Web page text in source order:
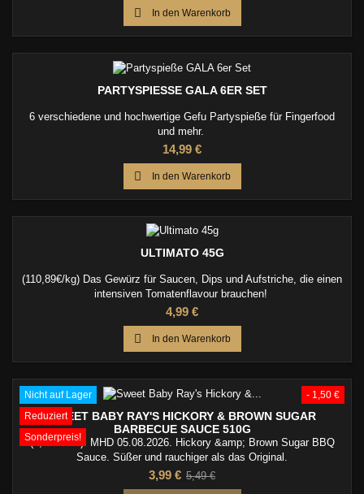
 In den Warenkorb
PARTYSPIESSE GALA 6ER SET
6 verschiedene und hochwertige Gefu Partyspieße für Fingerfood
und mehr.
Preis
14,99 €
 In den Warenkorb
ULTIMATO 45G
(110,89€/kg) Das Gewürz für Saucen, Dips und Aufstriche, die einen
intensiven Tomatenflavour brauchen!
Preis
4,99 €
 In den Warenkorb
- 1,50 €
Nicht auf Lager
Reduziert
Sonderpreis!
SWEET BABY RAY'S HICKORY & BROWN SUGAR
BARBECUE SAUCE 510G
(7,82€/Kilo). MHD 05.08.2026. Hickory &amp; Brown Sugar BBQ
Sauce. Süßer und rauchiger als das Original.
Preis
3,99 € Verkaufspreis
5,49 €